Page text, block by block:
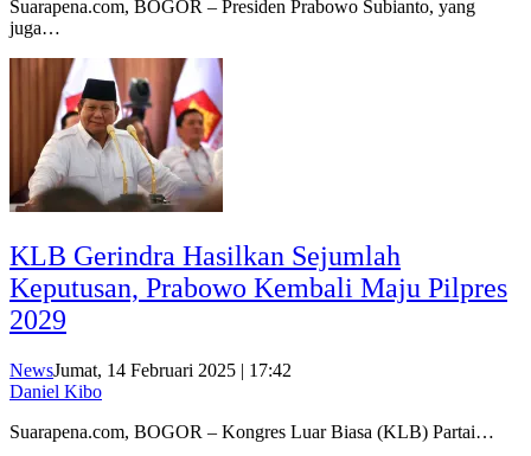
Suarapena.com, BOGOR – Presiden Prabowo Subianto, yang
juga…
KLB Gerindra Hasilkan Sejumlah
Keputusan, Prabowo Kembali Maju Pilpres
2029
NewsJumat, 14 Februari 2025 | 17:42
Daniel Kibo
Suarapena.com, BOGOR – Kongres Luar Biasa (KLB) Partai…